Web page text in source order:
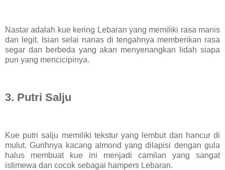
Nastar adalah kue kering Lebaran yang memiliki rasa manis
dan legit. Isian selai nanas di tengahnya memberikan rasa
segar dan berbeda yang akan menyenangkan lidah siapa
pun yang mencicipinya.
3. Putri Salju
Kue putri salju memiliki tekstur yang lembut dan hancur di
mulut. Gurihnya kacang almond yang dilapisi dengan gula
halus membuat kue ini menjadi camilan yang sangat
istimewa dan cocok sebagai hampers Lebaran.